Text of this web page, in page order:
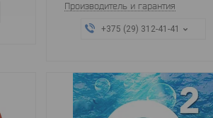
Производитель и гарантия
+375 (29) 312-41-41